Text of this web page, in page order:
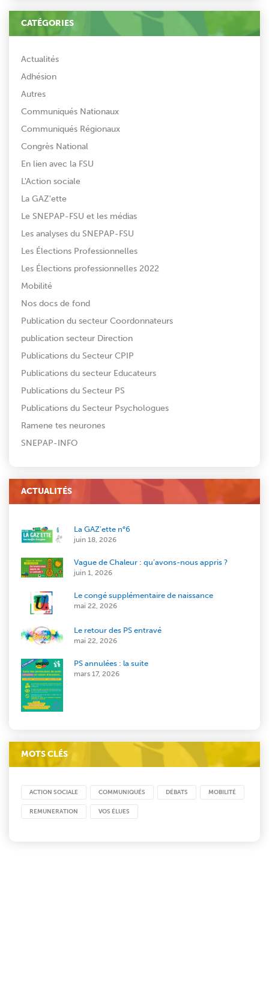
CATÉGORIES
Actualités
Adhésion
Autres
Communiqués Nationaux
Communiqués Régionaux
Congrès National
En lien avec la FSU
L'Action sociale
La GAZ'ette
Le SNEPAP-FSU et les médias
Les analyses du SNEPAP-FSU
Les Élections Professionnelles
Les Élections professionnelles 2022
Mobilité
Nos docs de fond
Publication du secteur Coordonnateurs
publication secteur Direction
Publications du Secteur CPIP
Publications du secteur Educateurs
Publications du Secteur PS
Publications du Secteur Psychologues
Ramene tes neurones
SNEPAP-INFO
ACTUALITÉS
La GAZ’ette n°6
juin 18, 2026
Vague de Chaleur : qu’avons-nous appris ?
juin 1, 2026
Le congé supplémentaire de naissance
mai 22, 2026
Le retour des PS entravé
mai 22, 2026
PS annulées : la suite
mars 17, 2026
MOTS CLÉS
ACTION SOCIALE COMMUNIQUÉS DÉBATS MOBILITÉ
REMUNERATION VOS ÉLUES